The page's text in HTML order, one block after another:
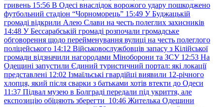
гривень 15:56 В Одесі внаслідок ворожого удару пошкоджено
футбольний стадіон “Чорноморець” 15:49 У Буджацькій
громаді відкрили Алею Слави на честь полеглих захисників
14:48 У Бессарабській громаді розпочали громадське
обговорення щодо перейменування вулиці на честь полеглого
поліцейського 14:12 Військовослужбовців запасу з Кілійської
громади відзначили нагородами Міноборони та ЗСУ 12:53 На
Одещині запустили Єдиний туристичний портал: які локації
представлені 12:02 Ізмаїльські гвардійці виявили 12-річного
хлопця, який після сварки з батьками хотів втекти до Одеси
11:37 Підвал музею в Болграді передали під укриття, але
експозицію обіцяють зберегти 10:46 Жителька Одещини